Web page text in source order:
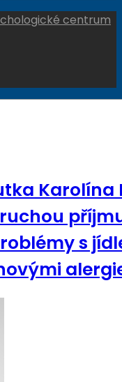
centrum
Karolína
s